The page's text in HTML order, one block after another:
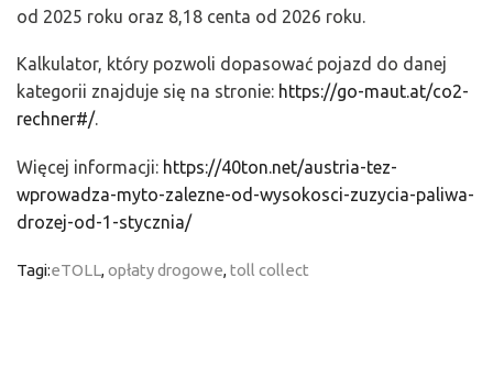
od 2025 roku oraz 8,18 centa od 2026 roku.
Kalkulator, który pozwoli dopasować pojazd do danej
kategorii znajduje się na stronie: https://go-maut.at/co2-
rechner#/.
Więcej informacji: https://40ton.net/austria-tez-
wprowadza-myto-zalezne-od-wysokosci-zuzycia-paliwa-
drozej-od-1-stycznia/
Tagi:eTOLL,opłaty drogowe,toll collect